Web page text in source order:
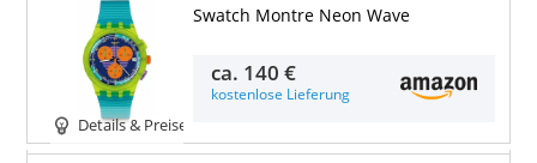
Details & Preise
Swatch Montre Neon Wave
ca. 140 €
kostenlose Lieferung